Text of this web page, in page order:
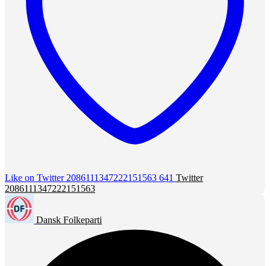
Like on Twitter 2086111347222151563 641 Twitter
2086111347222151563
Dansk Folkeparti